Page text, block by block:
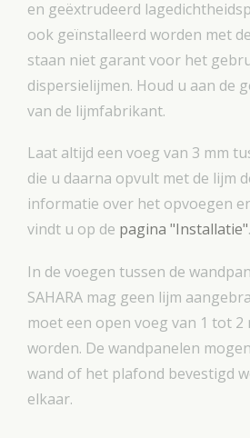
en geëxtrudeerd
ook geïnstalleerd worden met
staan niet garant voor het
dispersielijmen. Houd u aan de
van de lijmfabrikant.
Laat altijd een voeg van 3 mm
die u daarna opvult met de lijm
informatie over het opvoegen
vindt u op de pagina "Installatie".
In de voegen tussen de
SAHARA mag geen lijm
moet een open voeg van 1 tot 2
worden. De wandpanelen
wand of het plafond bevestigd
elkaar.